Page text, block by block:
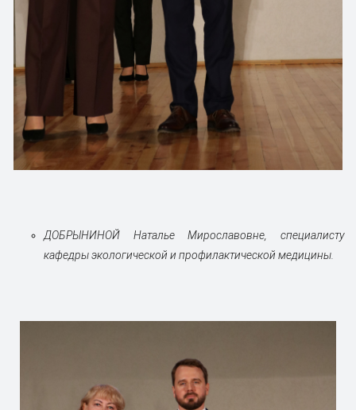
ДОБРЫНИНОЙ Наталье Мирославовне, специалисту
кафедры экологической и профилактической медицины.